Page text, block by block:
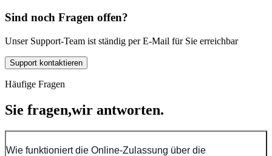
Sind noch Fragen offen?
Unser Support-Team ist ständig per E-Mail für Sie erreichbar
Support kontaktieren
Häufige Fragen
Sie fragen,wir antworten.
Wie funktioniert die Online-Zulassung über die